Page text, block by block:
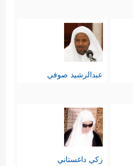
عبدالرشيد صوفي
زكي داغستاني